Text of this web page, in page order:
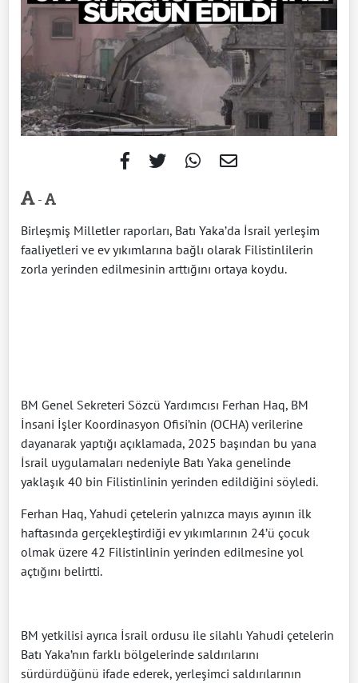
-
Birleşmiş Milletler raporları, Batı Yaka’da İsrail yerleşim
faaliyetleri ve ev yıkımlarına bağlı olarak Filistinlilerin
zorla yerinden edilmesinin arttığını ortaya koydu.
BM Genel Sekreteri Sözcü Yardımcısı Ferhan Haq, BM
İnsani İşler Koordinasyon Ofisi’nin (OCHA) verilerine
dayanarak yaptığı açıklamada, 2025 başından bu yana
İsrail uygulamaları nedeniyle Batı Yaka genelinde
yaklaşık 40 bin Filistinlinin yerinden edildiğini söyledi.
Ferhan Haq, Yahudi çetelerin yalnızca mayıs ayının ilk
haftasında gerçekleştirdiği ev yıkımlarının 24’ü çocuk
olmak üzere 42 Filistinlinin yerinden edilmesine yol
açtığını belirtti.
BM yetkilisi ayrıca İsrail ordusu ile silahlı Yahudi çetelerin
Batı Yaka’nın farklı bölgelerinde saldırılarını
sürdürdüğünü ifade ederek, yerleşimci saldırılarının